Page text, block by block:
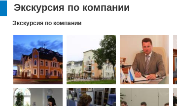
Экскурсия по компании
Экскурсия по компании